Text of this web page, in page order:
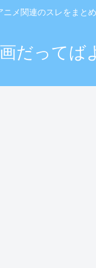
メ関連のスレをまとめ
だってば